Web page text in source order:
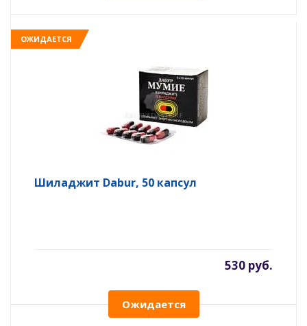
ОЖИДАЕТСЯ
Шиладжит Dabur, 50 капсул
530 руб.
Ожидается